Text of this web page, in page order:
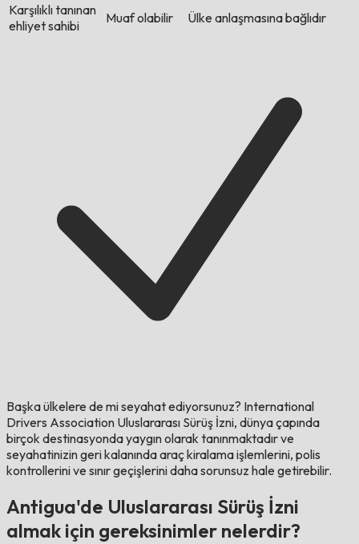
Karşılıklı tanınan
ehliyet sahibi
Muaf olabilir Ülke anlaşmasına bağlıdır
Başka ülkelere de mi seyahat ediyorsunuz? International
Drivers Association Uluslararası Sürüş İzni, dünya çapında
birçok destinasyonda yaygın olarak tanınmaktadır ve
seyahatinizin geri kalanında araç kiralama işlemlerini, polis
kontrollerini ve sınır geçişlerini daha sorunsuz hale getirebilir.
Antigua'de Uluslararası Sürüş İzni
almak için gereksinimler nelerdir?